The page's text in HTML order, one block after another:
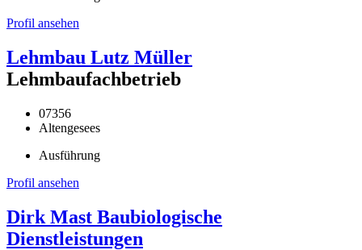
Profil ansehen
Lehmbau Lutz Müller
Lehmbaufachbetrieb
07356
Altengesees
Ausführung
Profil ansehen
Dirk Mast Baubiologische
Dienstleistungen